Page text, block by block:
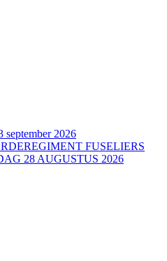
september 2026
FUSELIERS
28 AUGUSTUS 2026